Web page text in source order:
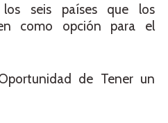
seis países que los
como opción para el
de Tener un